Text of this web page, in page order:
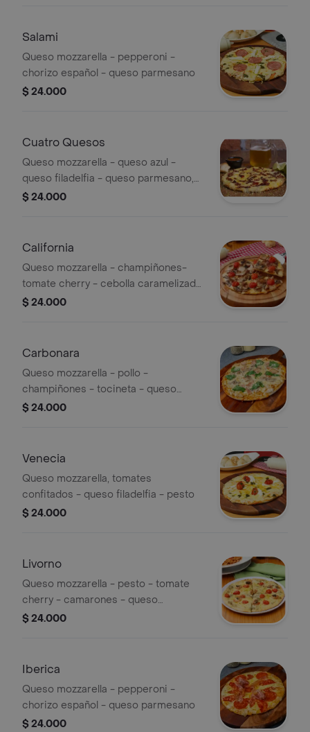
Salami
Queso mozzarella - pepperoni -
chorizo español - queso parmesano
$ 24.000
Cuatro Quesos
Queso mozzarella - queso azul -
queso filadelfia - queso parmesano,
rayadura de limon y tomates secos
$ 24.000
California
Queso mozzarella - champiñones-
tomate cherry - cebolla caramelizada
- queso parmesano - tocineta
$ 24.000
Carbonara
Queso mozzarella - pollo -
champiñones - tocineta - queso
parmesano - salsa de la casa - rúgula
$ 24.000
Venecia
Queso mozzarella, tomates
confitados - queso filadelfia - pesto
$ 24.000
Livorno
Queso mozzarella - pesto - tomate
cherry - camarones - queso
parmesano
$ 24.000
Iberica
Queso mozzarella - pepperoni -
chorizo español - queso parmesano
$ 24.000